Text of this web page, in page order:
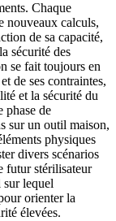
Chaque
nouveaux calculs,
de sa capacité,
sécurité des
se fait toujours en
de ses contraintes,
et la sécurité du
phase de
sur un outil maison,
physiques
divers scénarios
futur stérilisateur
sur lequel
orienter la
élevées.